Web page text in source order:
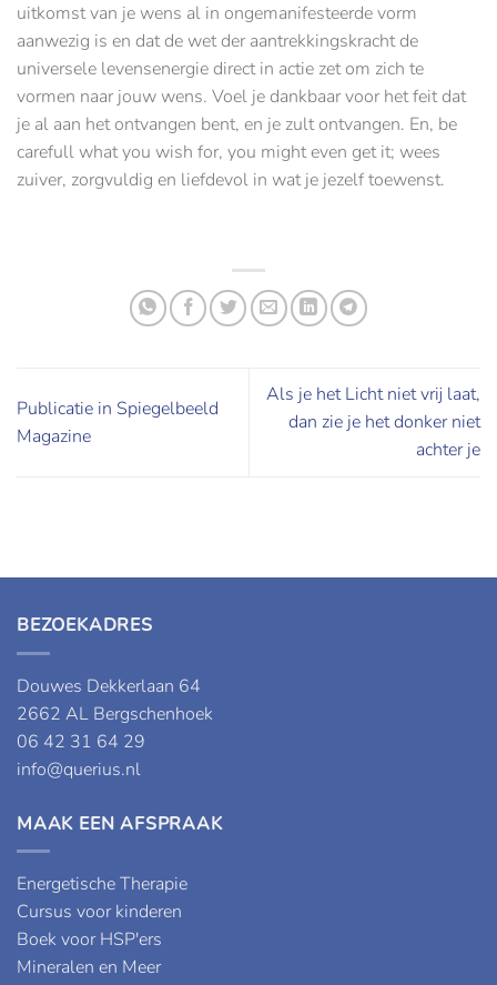
uitkomst van je wens al in ongemanifesteerde vorm
aanwezig is en dat de wet der aantrekkingskracht de
universele levensenergie direct in actie zet om zich te
vormen naar jouw wens. Voel je dankbaar voor het feit dat
je al aan het ontvangen bent, en je zult ontvangen. En, be
carefull what you wish for, you might even get it; wees
zuiver, zorgvuldig en liefdevol in wat je jezelf toewenst.
Publicatie in Spiegelbeeld
Magazine
Als je het Licht niet vrij laat,
dan zie je het donker niet
achter je
BEZOEKADRES
Douwes Dekkerlaan 64
2662 AL Bergschenhoek
06 42 31 64 29
info@querius.nl
MAAK EEN AFSPRAAK
Energetische Therapie
Cursus voor kinderen
Boek voor HSP'ers
Mineralen en Meer